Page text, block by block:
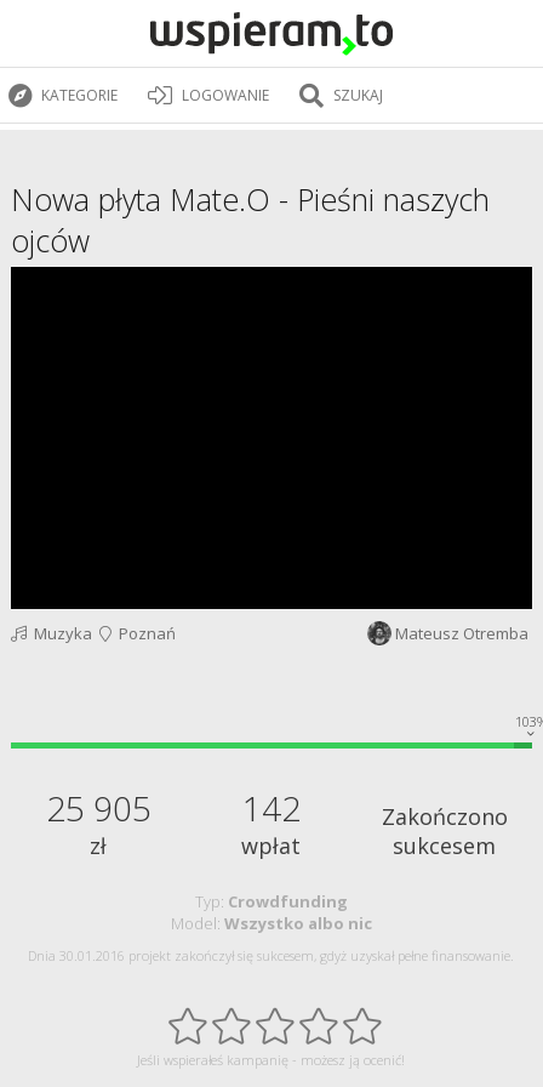
KATEGORIE LOGOWANIE SZUKAJ
Nowa płyta Mate.O - Pieśni naszych
ojców
Muzyka Poznań Mateusz Otremba
25 905
zł
142
wpłat
Zakończono
sukcesem
Typ: Crowdfunding
Model: Wszystko albo nic
Dnia 30.01.2016 projekt zakończył się sukcesem, gdyż uzyskał pełne finansowanie.
Jeśli wspierałeś kampanię - możesz ją ocenić!